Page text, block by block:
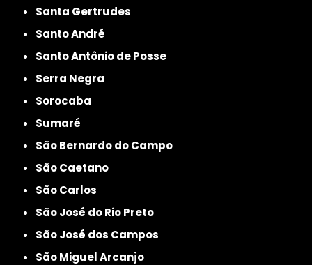
Santa Gertrudes
Santo André
Santo Antônio de Posse
Serra Negra
Sorocaba
Sumaré
São Bernardo do Campo
São Caetano
São Carlos
São José do Rio Preto
São José dos Campos
São Miguel Arcanjo